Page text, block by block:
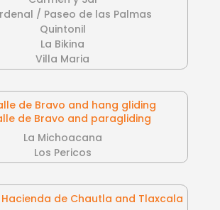
/ Paseo de las Palmas
Quintonil
La Bikina
Villa Maria
de Bravo and hang gliding
de Bravo and paragliding
La Michoacana
Los Pericos
Hacienda de Chautla and Tlaxcala